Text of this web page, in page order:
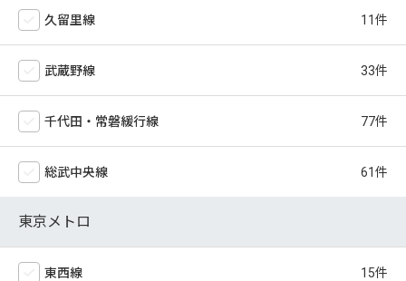
久留里線
武蔵野線
千代田・常磐緩行線
総武中央線
東京メトロ
東西線